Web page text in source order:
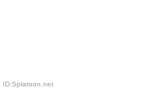
ID:Splatoon.net